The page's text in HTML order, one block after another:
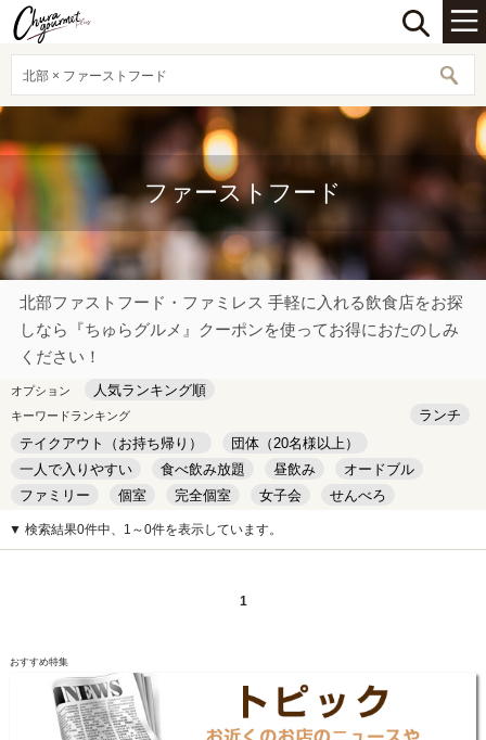
北部 × ファーストフード
ファーストフード
北部ファストフード・ファミレス 手軽に入れる飲食店をお探
しなら『ちゅらグルメ』クーポンを使ってお得におたのしみ
ください！
オプション 人気ランキング順
キーワードランキング
ランチ
テイクアウト（お持ち帰り）
団体（20名様以上）
一人で入りやすい
食べ飲み放題 昼飲み
オードブル
ファミリー
個室 完全個室 女子会
せんべろ
キッズルーム
安い デート
▼ 検索結果0件中、1～0件を表示しています。
1
おすすめ特集